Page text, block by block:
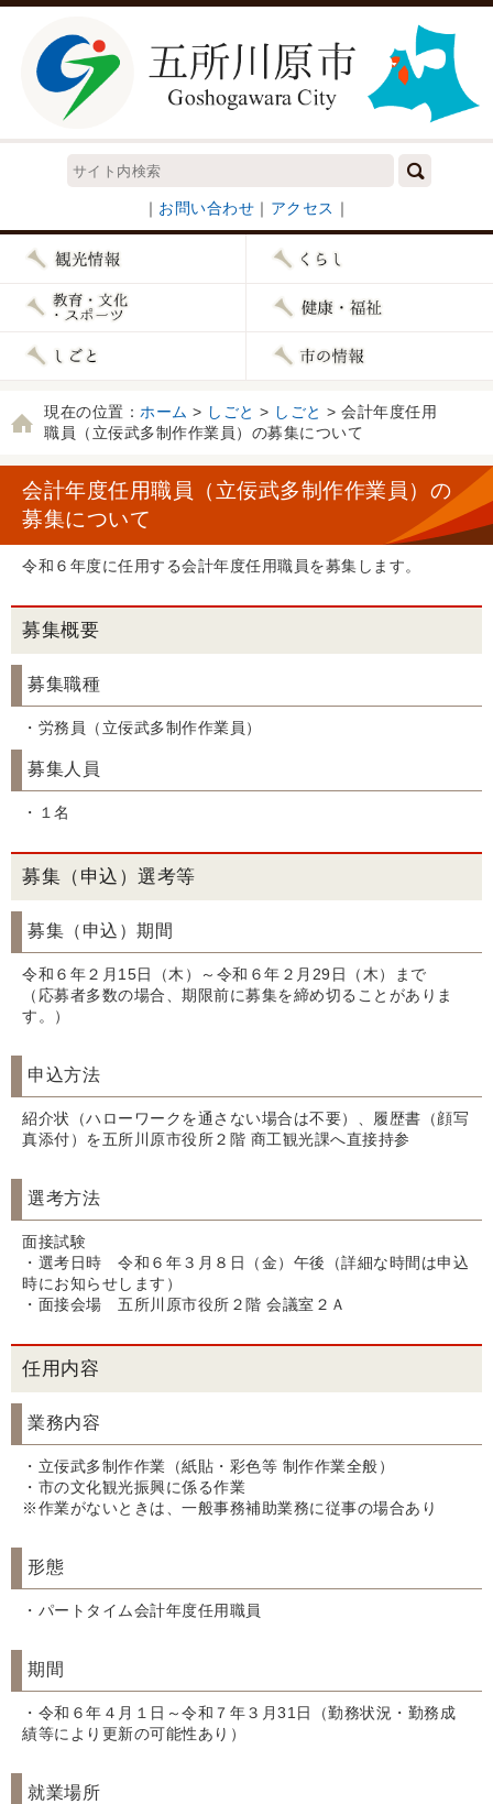
｜ お問い合わせ ｜ アクセス ｜
現在の位置： ホーム > しごと > しごと > 会計年度任用
職員（立佞武多制作作業員）の募集について
会計年度任用職員（立佞武多制作作業員）の
募集について
令和６年度に任用する会計年度任用職員を募集します。
募集概要
募集職種
・労務員（立佞武多制作作業員）
募集人員
・１名
募集（申込）選考等
募集（申込）期間
令和６年２月15日（木）～令和６年２月29日（木）まで
（応募者多数の場合、期限前に募集を締め切ることがありま
す。）
申込方法
紹介状（ハローワークを通さない場合は不要）、履歴書（顔写
真添付）を五所川原市役所２階 商工観光課へ直接持参
選考方法
面接試験
・選考日時 令和６年３月８日（金）午後（詳細な時間は申込
時にお知らせします）
・面接会場 五所川原市役所２階 会議室２Ａ
任用内容
業務内容
・立佞武多制作作業（紙貼・彩色等 制作作業全般）
・市の文化観光振興に係る作業
※作業がないときは、一般事務補助業務に従事の場合あり
形態
・パートタイム会計年度任用職員
期間
・令和６年４月１日～令和７年３月31日（勤務状況・勤務成
績等により更新の可能性あり）
就業場所